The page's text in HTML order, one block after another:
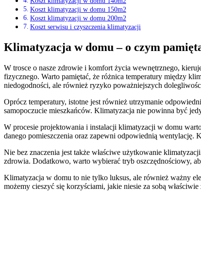
Koszt klimatyzacji w domu 150m2
Koszt klimatyzacji w domu 200m2
Koszt serwisu i czyszczenia klimatyzacji
Klimatyzacja w domu – o czym
W trosce o nasze zdrowie i komfort życia wewnętrznego,
fizycznego. Warto pamiętać, że różnica temperatury między
niedogodności, ale również ryzyko poważniejszych
Oprócz temperatury, istotne jest również utrzymanie
samopoczucie mieszkańców. Klimatyzacja nie powinna być
W procesie projektowania i instalacji klimatyzacji w domu
danego pomieszczenia oraz zapewni odpowiednią wentylację.
Nie bez znaczenia jest także właściwe użytkowanie
zdrowia. Dodatkowo, warto wybierać tryb oszczędnościowy,
Klimatyzacja w domu to nie tylko luksus, ale również ważny
możemy cieszyć się korzyściami, jakie niesie za sobą